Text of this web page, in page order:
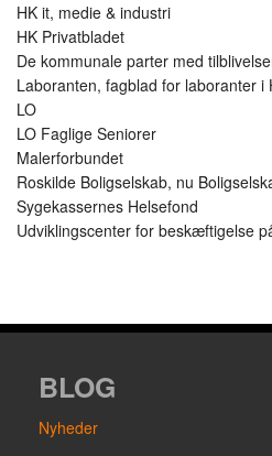
HK it, medie & industri
HK Privatbladet
De kommunale parter med
Laboranten, fagblad for laboranter i
LO
LO Faglige Seniorer
Malerforbundet
Roskilde Boligselskab, nu
Sygekassernes Helsefond
Udviklingscenter for beskæftigelse
BLOG
Nyheder